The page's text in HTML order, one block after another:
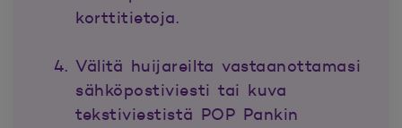
korttitietoja.
Välitä huijareilta vastaanottamasi
sähköpostiviesti tai kuva
tekstiviestistä POP Pankin